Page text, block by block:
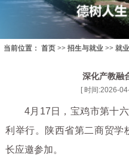
当前位置： 首页 >> 招生与就业 >> 就
深化产教融
[ 时间:2026-
4月17日，宝鸡市第十
利举行。陕西省第二商贸学
长应邀参加。